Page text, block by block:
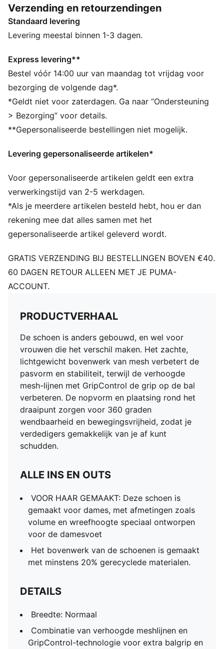
en plaatsing rond het draaipunt zorgen voor 360
graden wendbaarheid en bewegingsvrijheid, zodat je
verdedigers gemakkelijk van je af kunt schudden.
VOOR HAAR GEMAAKT: Deze schoen is gemaakt voor
dames, met afmetingen zoals volume en wreefhoogte
speciaal ontworpen voor de damesvoet
Het bovenwerk van de schoenen is gemaakt met
minstens 20% gerecyclede materialen.
DETAILS
Breedte: Normaal
technologie voor extra balgrip en controle
Zacht, lichtgewicht bovenwerk van mesh met een
elastische gebreide kraag en een halfhoog model om
de pasvorm, het comfort en de ondersteuning te
verbeteren
Type hak: Plat
Voering: Van stof
lockdown en stabiliteit
Ondergrond: Harde ondergrond/kunstmatige
ondergrond
voor snelle pivots en 360 graden wendbaarheid op
Verzending en retourzendingen
Standaard levering
Levering meestal binnen 1-3 dagen.
Express levering**
Bestel vóór 14:00 uur van maandag tot vrijdag voor
bezorging de volgende dag*.
*Geldt niet voor zaterdagen. Ga naar “Ondersteuning
> Bezorging” voor details.
**Gepersonaliseerde bestellingen niet mogelijk.
Levering gepersonaliseerde artikelen*
Voor gepersonaliseerde artikelen geldt een extra
verwerkingstijd van 2-5 werkdagen.
*Als je meerdere artikelen besteld hebt, hou er dan
rekening mee dat alles samen met het
gepersonaliseerde artikel geleverd wordt.
GRATIS VERZENDING BIJ BESTELLINGEN BOVEN €40.
60 DAGEN RETOUR ALLEEN MET JE PUMA-
ACCOUNT.
PRODUCTVERHAAL
De schoen is anders gebouwd, en wel voor
vrouwen die het verschil maken. Het zachte,
lichtgewicht bovenwerk van mesh verbetert de
pasvorm en stabiliteit, terwijl de verhoogde
mesh-lijnen met GripControl de grip op de bal
verbeteren. De nopvorm en plaatsing rond het
draaipunt zorgen voor 360 graden
wendbaarheid en bewegingsvrijheid, zodat je
verdedigers gemakkelijk van je af kunt
schudden.
ALLE INS EN OUTS
VOOR HAAR GEMAAKT: Deze schoen is
gemaakt voor dames, met afmetingen zoals
volume en wreefhoogte speciaal ontworpen
voor de damesvoet
Het bovenwerk van de schoenen is gemaakt
met minstens 20% gerecyclede materialen.
DETAILS
Breedte: Normaal
Combinatie van verhoogde meshlijnen en
GripControl-technologie voor extra balgrip en